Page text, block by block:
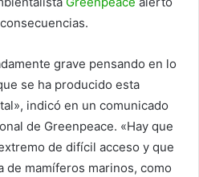
grave pensando en lo
se ha producido esta
indicó en un comunicado
de Greenpeace. «Hay que
de difícil acceso y que
de mamíferos marinos, como